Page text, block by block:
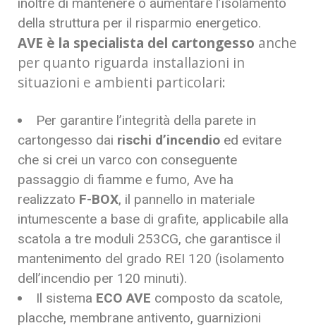
della struttura per il risparmio energetico.
AVE è la specialista del cartongesso anche
per quanto riguarda installazioni in
situazioni e ambienti particolari:
Per garantire l’integrità della parete in
cartongesso dai rischi d’incendio ed evitare
che si crei un varco con conseguente
passaggio di fiamme e fumo, Ave ha
realizzato F-BOX, il pannello in materiale
intumescente a base di grafite, applicabile alla
scatola a tre moduli 253CG, che garantisce il
mantenimento del grado REI 120 (isolamento
dell’incendio per 120 minuti).
Il sistema ECO AVE composto da scatole,
placche, membrane antivento, guarnizioni